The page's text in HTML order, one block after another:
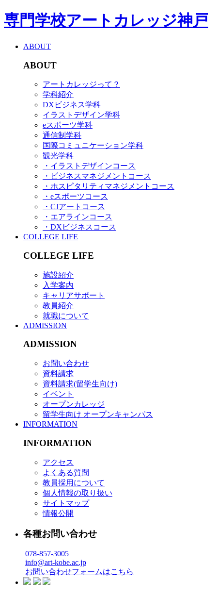
専門学校アートカレッジ神戸
ABOUT
ABOUT
アートカレッジって？
学科紹介
DXビジネス学科
イラストデザイン学科
eスポーツ学科
通信制学科
国際コミュニケーション学科
観光学科
・イラストデザインコース
・ビジネスマネジメントコース
・ホスピタリティマネジメントコース
・eスポーツコース
・CJアートコース
・エアラインコース
・DXビジネスコース
COLLEGE LIFE
COLLEGE LIFE
施設紹介
入学案内
キャリアサポート
教員紹介
就職について
ADMISSION
ADMISSION
お問い合わせ
資料請求
資料請求(留学生向け)
イベント
オープンカレッジ
留学生向け オープンキャンパス
INFORMATION
INFORMATION
アクセス
よくある質問
教員採用について
個人情報の取り扱い
サイトマップ
情報公開
各種お問い合わせ
078-857-3005
info@art-kobe.ac.jp
お問い合わせフォームはこちら